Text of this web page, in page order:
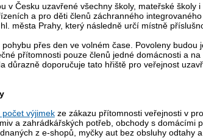
v Česku uzavřené všechny školy, mateřské
a pro děti členů záchranného
města Prahy, který následně určí místně
přes den ve volném čase. Povoleny
přítomnosti pouze členů jedné domácnosti a
důrazně doporučuje tato hřiště pro veřejnost
výjimekze zákazu přítomnosti veřejnosti v
a zahrádkářských potřeb, obchody s
z e-shopů, myčky aut bez obsluhy odtahy